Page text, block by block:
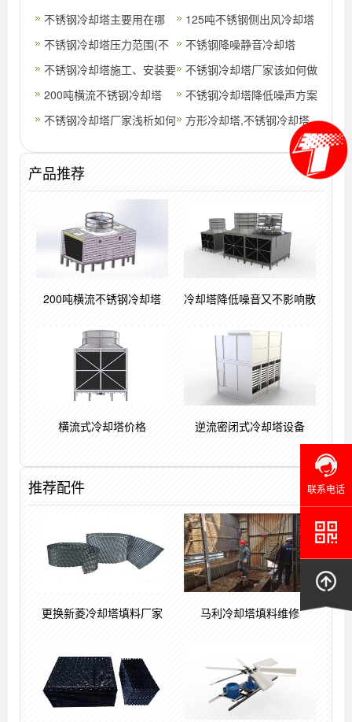
不锈钢冷却塔主要用在哪
里？(不锈钢冷却塔有哪些
品牌)
125吨不锈钢侧出风冷却塔
不锈钢冷却塔压力范围(不
锈钢冷却塔系统)
不锈钢降噪静音冷却塔
不锈钢冷却塔施工、安装要
点(商业不锈钢冷却塔工艺)
不锈钢冷却塔厂家该如何做
好冷却塔产品的夏季保养工
作呢?(
200吨横流不锈钢冷却塔
不锈钢冷却塔降低噪声方案
(浙江冷却塔噪声解决方案)
不锈钢冷却塔厂家浅析如何
象(广州
方形冷却塔,不锈钢冷却塔
产品推荐
200吨横流不锈钢冷却塔 冷却塔降低噪音又不影响散
横流式冷却塔价格 逆流密闭式冷却塔设备
推荐配件
更换新菱冷却塔填料厂家 马利冷却塔填料维修
联系电话